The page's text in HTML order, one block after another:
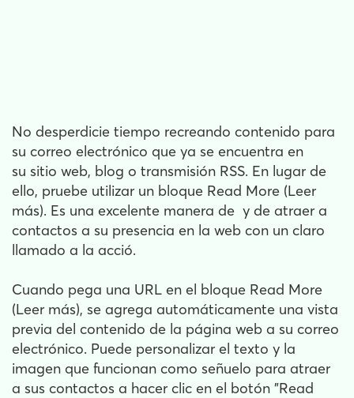
No desperdicie tiempo recreando contenido para
su correo electrónico que ya se encuentra en
su sitio web, blog o transmisión RSS. En lugar de
ello, pruebe utilizar un bloque Read More (Leer
más). Es una excelente manera de y de atraer a
contactos a su presencia en la web con un claro
llamado a la acció.
Cuando pega una URL en el bloque Read More
(Leer más), se agrega automáticamente una vista
previa del contenido de la página web a su correo
electrónico. Puede personalizar el texto y la
imagen que funcionan como señuelo para atraer
a sus contactos a hacer clic en el botón "Read